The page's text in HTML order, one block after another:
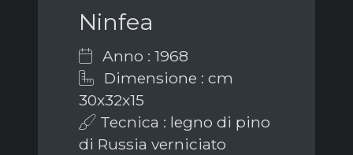
Ninfea
Anno : 1968
Dimensione : cm
30x32x15
Tecnica : legno di pino
di Russia verniciato